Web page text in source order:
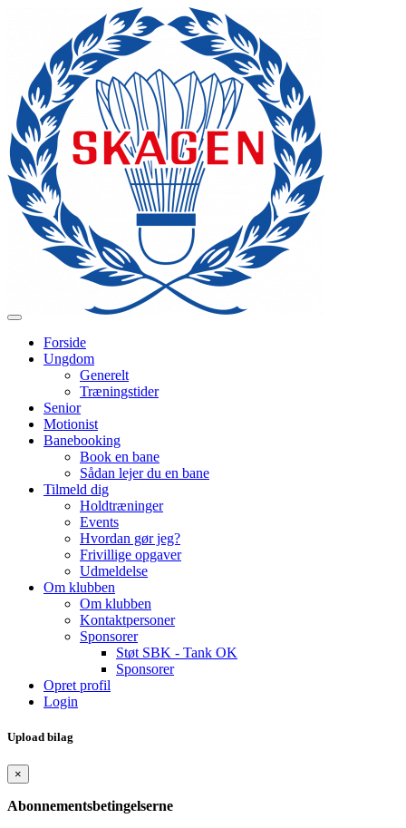
Forside
Ungdom
Generelt
Træningstider
Senior
Motionist
Banebooking
Book en bane
Sådan lejer du en bane
Tilmeld dig
Holdtræninger
Events
Hvordan gør jeg?
Frivillige opgaver
Udmeldelse
Om klubben
Om klubben
Kontaktpersoner
Sponsorer
Støt SBK - Tank OK
Sponsorer
Opret profil
Login
Upload bilag
×
Abonnementsbetingelserne